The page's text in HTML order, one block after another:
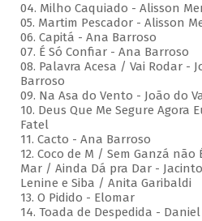
04. Milho Caquiado - Alisson
05. Martim Pescador - Alisson
06. Capitá - Ana Barroso
07. É Só Confiar - Ana Barroso
08. Palavra Acesa / Vai Rodar -
Barroso
09. Na Asa do Vento - João do
10. Deus Que Me Segure Agora
Fatel
11. Cacto - Ana Barroso
12. Coco de M / Sem Ganzá não
Mar / Ainda Dá pra Dar -
Lenine e Siba / Anita Garibaldi
13. O Pidido - Elomar
14. Toada de Despedida -